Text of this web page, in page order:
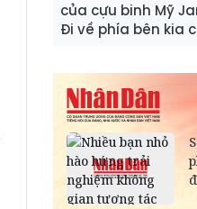
của cựu binh Mỹ
Đi về phía bên kia